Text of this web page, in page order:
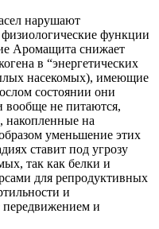
нарушают
функции
Аромащита снижает
в “энергетических
насекомых), имеющие
состоянии они
вообще не питаются,
накопленные на
уменьшение этих
ставит под угрозу
так как белки и
для репродуктивных
и
передвижением и